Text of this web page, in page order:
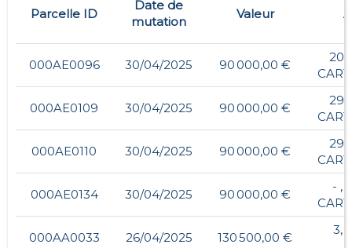
Parcelle ID
Date de
mutation
Valeur
000AE0096 30/04/2025 90 000,00 €
20,
000AE0109 30/04/2025 90 000,00 €
29,
000AE0110 30/04/2025 90 000,00 €
29,
000AE0134 30/04/2025 90 000,00 €
- ,
000AA0033 26/04/2025 130 500,00 €
3,